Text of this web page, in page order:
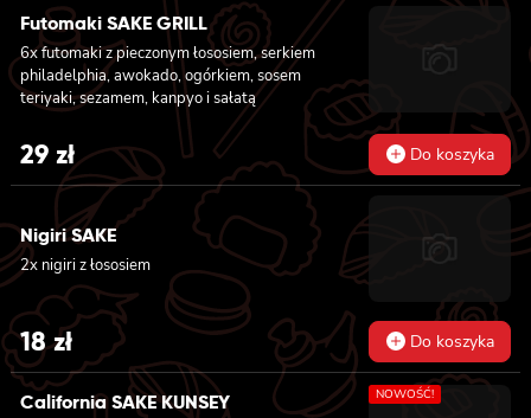
Futomaki SAKE GRILL
6x futomaki z pieczonym łososiem, serkiem
philadelphia, awokado, ogórkiem, sosem
teriyaki, sezamem, kanpyo i sałatą
29 zł Do koszyka
Nigiri SAKE
2x nigiri z łososiem
18zł Do koszyka
California SAKE KUNSEY NOWOŚĆ!